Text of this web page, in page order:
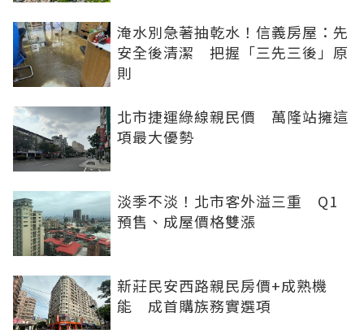
淹水別急著抽乾水！信義房屋：先
安全後清潔 把握「三先三後」原
則
北市捷運綠線親民價 萬隆站擁這
項最大優勢
淡季不淡！北市客外溢三重 Q1
預售、成屋價格雙漲
新莊民安西路親民房價+成熟機
能 成首購族務實選項